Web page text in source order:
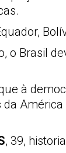
o Brasil
à
, 39,